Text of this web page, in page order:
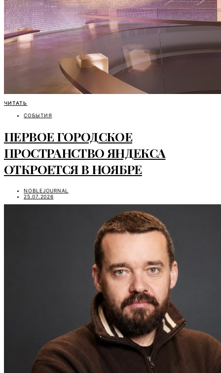
ЧИТАТЬ
СОБЫТИЯ
ПЕРВОЕ ГОРОДСКОЕ
ПРОСТРАНСТВО ЯНДЕКСА
ОТКРОЕТСЯ В НОЯБРЕ
NOBLEJOURNAL
25.07.2026